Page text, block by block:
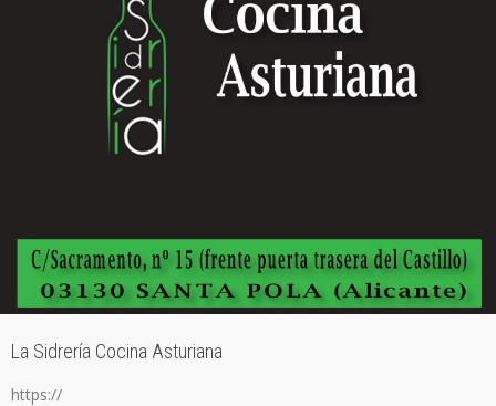
La Sidrería Cocina Asturiana
https://